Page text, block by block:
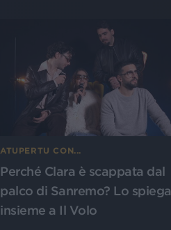
ATUPERTU CON...
Perché Clara è scappata dal
palco di Sanremo? Lo spiega
insieme a Il Volo